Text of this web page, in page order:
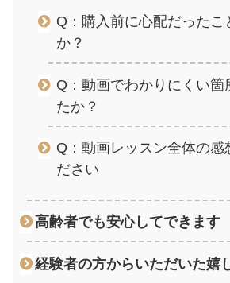
Q：購入前に心配だったこ
か？
Q：動画でわかりにくい箇
たか？
Q：動画レッスン全体の感
ださい
高齢者でも安心してできます
経験者の方からいただいた嬉